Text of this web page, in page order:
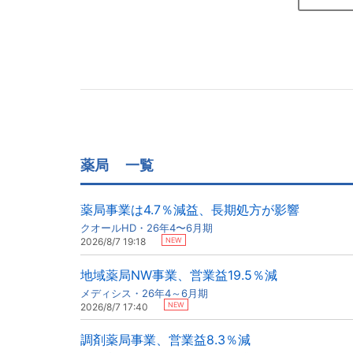
薬局 一覧
薬局事業は4.7％減益、長期処方が影響
クオールHD・26年4〜6月期
2026/8/7 19:18 NEW
地域薬局NW事業、営業益19.5％減
メディシス・26年4～6月期
2026/8/7 17:40 NEW
調剤薬局事業、営業益8.3％減